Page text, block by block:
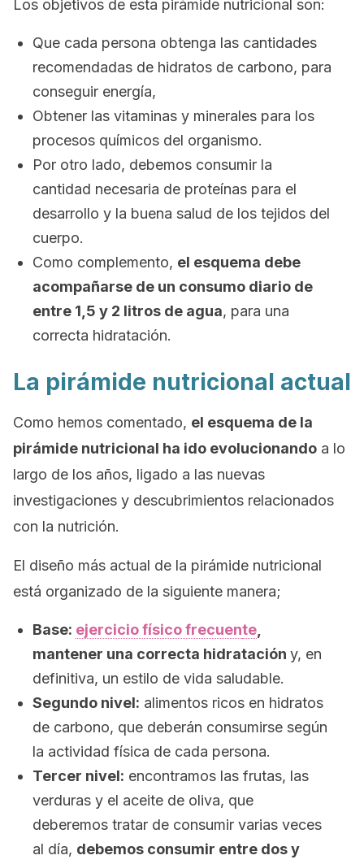
Los objetivos de esta pirámide nutricional son:
Que cada persona obtenga las cantidades
recomendadas de hidratos de carbono, para
conseguir energía,
Obtener las vitaminas y minerales para los
procesos químicos del organismo.
Por otro lado, debemos consumir la
cantidad necesaria de proteínas para el
desarrollo y la buena salud de los tejidos del
cuerpo.
Como complemento, el esquema debe
acompañarse de un consumo diario de
entre 1,5 y 2 litros de agua, para una
correcta hidratación.
La pirámide nutricional actual
Como hemos comentado, el esquema de la
pirámide nutricional ha ido evolucionando a lo
largo de los años, ligado a las nuevas
investigaciones y descubrimientos relacionados
con la nutrición.
El diseño más actual de la pirámide nutricional
está organizado de la siguiente manera;
Base: ejercicio físico frecuente
mantener una correcta hidratación y, en
definitiva, un estilo de vida saludable.
Segundo nivel: alimentos ricos en hidratos
de carbono, que deberán consumirse según
la actividad física de cada persona.
Tercer nivel: encontramos las frutas, las
verduras y el aceite de oliva, que
deberemos tratar de consumir varias veces
al día, debemos consumir entre dos y